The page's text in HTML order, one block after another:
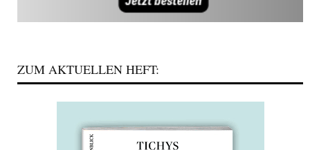
ZUM AKTUELLEN HEFT: